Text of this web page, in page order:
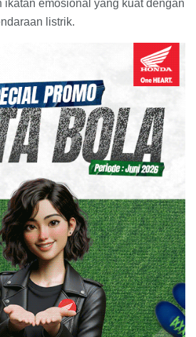
emosional yang kuat dengan
listrik.